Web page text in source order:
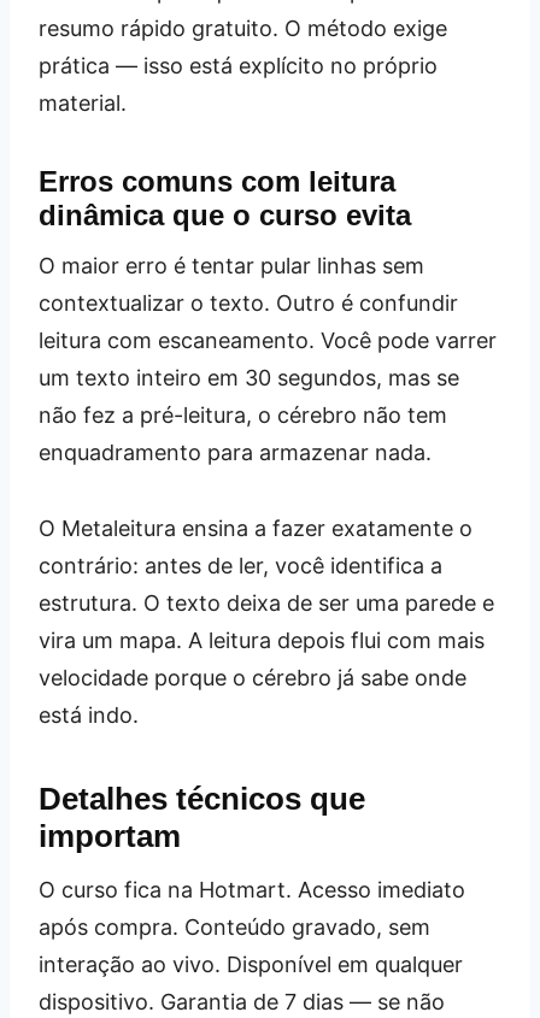
resumo rápido gratuito. O método exige
prática — isso está explícito no próprio
material.
Erros comuns com leitura
dinâmica que o curso evita
O maior erro é tentar pular linhas sem
contextualizar o texto. Outro é confundir
leitura com escaneamento. Você pode varrer
um texto inteiro em 30 segundos, mas se
não fez a pré-leitura, o cérebro não tem
enquadramento para armazenar nada.
O Metaleitura ensina a fazer exatamente o
contrário: antes de ler, você identifica a
estrutura. O texto deixa de ser uma parede e
vira um mapa. A leitura depois flui com mais
velocidade porque o cérebro já sabe onde
está indo.
Detalhes técnicos que
importam
O curso fica na Hotmart. Acesso imediato
após compra. Conteúdo gravado, sem
interação ao vivo. Disponível em qualquer
dispositivo. Garantia de 7 dias — se não